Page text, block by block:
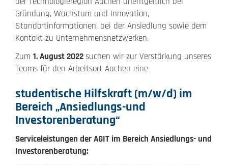
Gründung, Wachstum und Innovation,
Standortinformationen, bei der Ansiedlung sowie dem
Kontakt zu Unternehmensnetzwerken.
Zum 1. August 2022 suchen wir zur Verstärkung unseres
Teams für den Arbeitsort Aachen eine
studentische Hilfskraft (m/w/d) im
Bereich „Ansiedlungs-und
Investorenberatung“
Serviceleistungen der AGIT im Bereich Ansiedlungs- und
Investorenberatung: